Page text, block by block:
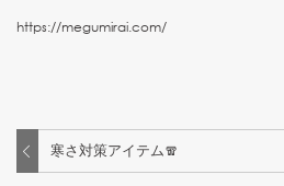
https://megumirai.com/
寒さ対策アイテム🧣